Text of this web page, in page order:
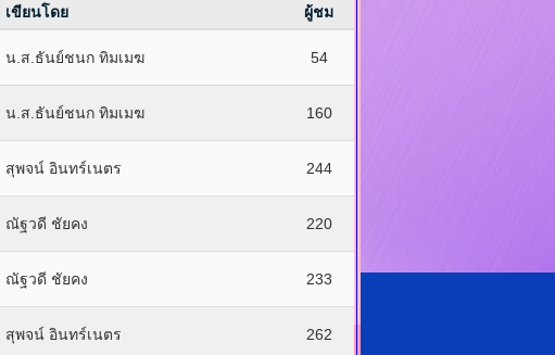
เขียนโดย ผู้ชม
น.ส.ธันย์ชนก ทิมเมฆ 54
น.ส.ธันย์ชนก ทิมเมฆ 160
สุพจน์ อินทร์เนตร 244
ณัฐวดี ชัยคง 220
ณัฐวดี ชัยคง 233
สุพจน์ อินทร์เนตร 262